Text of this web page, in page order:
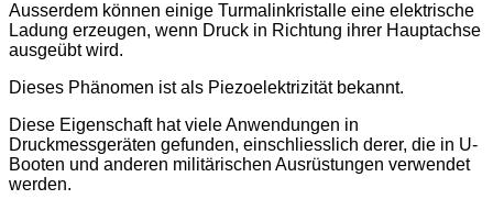
Ausserdem können einige Turmalinkristalle eine elektrische
Ladung erzeugen, wenn Druck in Richtung ihrer Hauptachse
ausgeübt wird.
Dieses Phänomen ist als Piezoelektrizität bekannt.
Diese Eigenschaft hat viele Anwendungen in
Druckmessgeräten gefunden, einschliesslich derer, die in U-
Booten und anderen militärischen Ausrüstungen verwendet
werden.